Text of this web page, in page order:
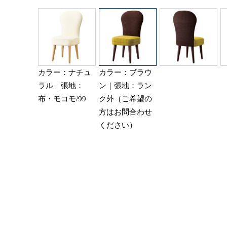
カラー：ナチュ
ラル｜張地：
布・モコモ/99
カラー：ブラウ
ン｜張地：ラン
ク外（ご希望の
方はお問合わせ
ください）